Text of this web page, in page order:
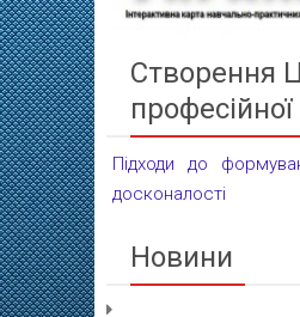
Створення
Підходи до
досконалості
Новини